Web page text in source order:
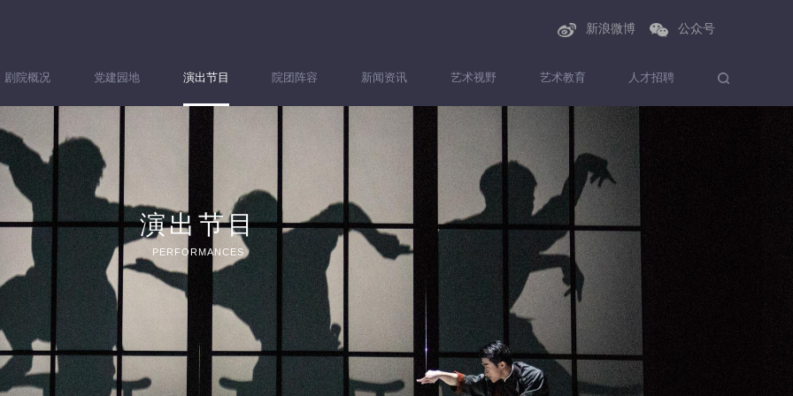
新浪微博 公众号
剧院概况 党建园地 演出节目 院团阵容 新闻资讯 艺术视野 艺术教育 人才招聘
演出节目
PERFORMANCES